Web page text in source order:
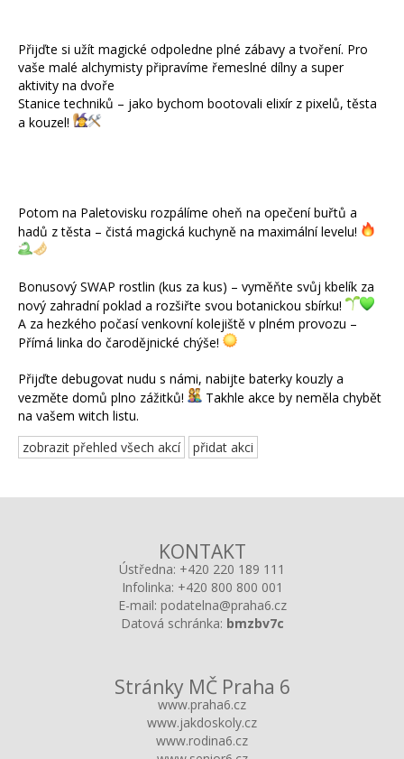
Přijďte si užít magické odpoledne plné zábavy a tvoření. Pro
vaše malé alchymisty připravíme řemeslné dílny a super
aktivity na dvoře
Stanice techniků – jako bychom bootovali elixír z pixelů, těsta
a kouzel!
Potom na Paletovisku rozpálíme oheň na opečení buřtů a
hadů z těsta – čistá magická kuchyně na maximální levelu!
Bonusový SWAP rostlin (kus za kus) – vyměňte svůj kbelík za
nový zahradní poklad a rozšiřte svou botanickou sbírku!
A za hezkého počasí venkovní kolejiště v plném provozu –
Přímá linka do čarodějnické chýše!
Přijďte debugovat nudu s námi, nabijte baterky kouzly a
vezměte domů plno zážitků!
Takhle akce by neměla chybět
na vašem witch listu.
zobrazit přehled všech akcí
přidat akci
KONTAKT
Ústředna: +420 220 189 111
Infolinka: +420 800 800 001
E-mail: podatelna@praha6.cz
Datová schránka: bmzbv7c
Stránky MČ Praha 6
www.praha6.cz
www.jakdoskoly.cz
www.rodina6.cz